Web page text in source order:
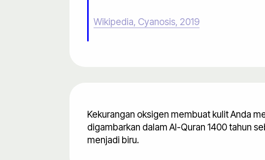
Wikipedia, Cyanosis, 2019
Kekurangan oksigen membuat kulit Anda
digambarkan dalam Al-Quran 1400 tahun
menjadi biru.